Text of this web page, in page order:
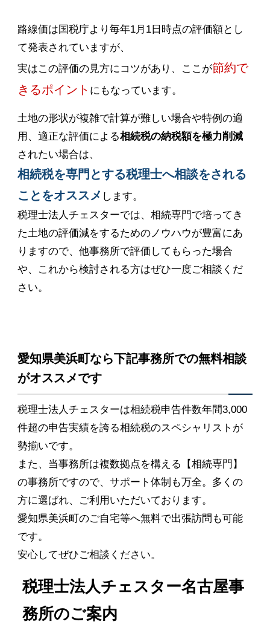
路線価は国税庁より毎年1月1日時点の評価額とし
て発表されていますが、
実はこの評価の見方にコツがあり、ここが節約で
きるポイント にもなっています。
土地の形状が複雑で計算が難しい場合や特例の適
用、適正な評価による相続税の納税額を極力削減
されたい場合は、
相続税を専門とする税理士へ相談をされる
ことをオススメ します。
税理士法人チェスターでは、相続専門で培ってき
た土地の評価減をするためのノウハウが豊富にあ
りますので、他事務所で評価してもらった場合
や、これから検討される方はぜひ一度ご相談くだ
さい。
愛知県美浜町なら下記事務所での無料相談
がオススメです
税理士法人チェスターは相続税申告件数年間3,000
件超の申告実績を誇る相続税のスペシャリストが
勢揃いです。
また、当事務所は複数拠点を構える【相続専門】
の事務所ですので、サポート体制も万全。多くの
方に選ばれ、ご利用いただいております。
愛知県美浜町のご自宅等へ無料で出張訪問も可能
です。
安心してぜひご相談ください。
税理士法人チェスター名古屋事
務所のご案内